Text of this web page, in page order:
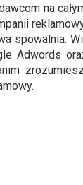
na
spowalnia.
Adwords